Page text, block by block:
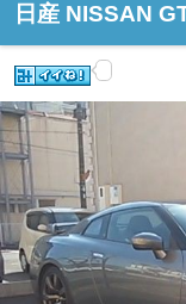
日産 NISSAN